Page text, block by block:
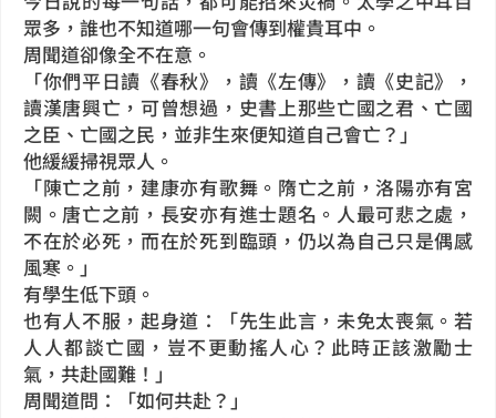
眾多，誰也不知道哪一句會傳到權貴耳中。
周聞道卻像全不在意。
「你們平日讀《春秋》，讀《左傳》，讀《史記》，
讀漢唐興亡，可曾想過，史書上那些亡國之君、亡國
之臣、亡國之民，並非生來便知道自己會亡？」
他緩緩掃視眾人。
「陳亡之前，建康亦有歌舞。隋亡之前，洛陽亦有宮
闕。唐亡之前，長安亦有進士題名。人最可悲之處，
不在於必死，而在於死到臨頭，仍以為自己只是偶感
風寒。」
有學生低下頭。
也有人不服，起身道：「先生此言，未免太喪氣。若
人人都談亡國，豈不更動搖人心？此時正該激勵士
氣，共赴國難！」
周聞道問：「如何共赴？」